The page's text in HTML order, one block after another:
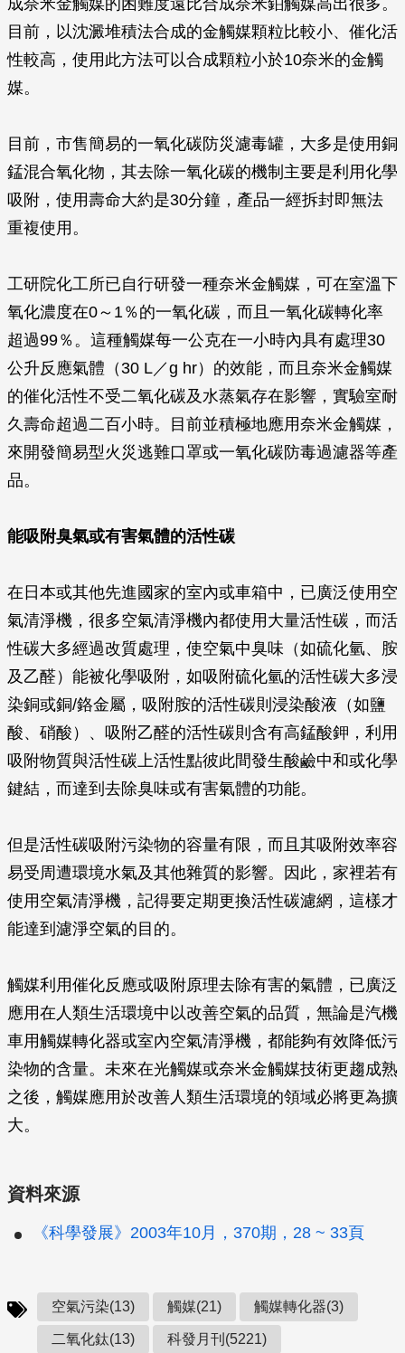
成奈米金觸媒的困難度遠比合成奈米鉑觸媒高出很多。
目前，以沈澱堆積法合成的金觸媒顆粒比較小、催化活
性較高，使用此方法可以合成顆粒小於10奈米的金觸
媒。
目前，市售簡易的一氧化碳防災濾毒罐，大多是使用銅
錳混合氧化物，其去除一氧化碳的機制主要是利用化學
吸附，使用壽命大約是30分鐘，產品一經拆封即無法
重複使用。
工研院化工所已自行研發一種奈米金觸媒，可在室溫下
氧化濃度在0～1％的一氧化碳，而且一氧化碳轉化率
超過99％。這種觸媒每一公克在一小時內具有處理30
公升反應氣體（30 L／g hr）的效能，而且奈米金觸媒
的催化活性不受二氧化碳及水蒸氣存在影響，實驗室耐
久壽命超過二百小時。目前並積極地應用奈米金觸媒，
來開發簡易型火災逃難口罩或一氧化碳防毒過濾器等產
品。
能吸附臭氣或有害氣體的活性碳
在日本或其他先進國家的室內或車箱中，已廣泛使用空
氣清淨機，很多空氣清淨機內都使用大量活性碳，而活
性碳大多經過改質處理，使空氣中臭味（如硫化氫、胺
及乙醛）能被化學吸附，如吸附硫化氫的活性碳大多浸
染銅或銅/鉻金屬，吸附胺的活性碳則浸染酸液（如鹽
酸、硝酸）、吸附乙醛的活性碳則含有高錳酸鉀，利用
吸附物質與活性碳上活性點彼此間發生酸鹼中和或化學
鍵結，而達到去除臭味或有害氣體的功能。
但是活性碳吸附污染物的容量有限，而且其吸附效率容
易受周遭環境水氣及其他雜質的影響。因此，家裡若有
使用空氣清淨機，記得要定期更換活性碳濾網，這樣才
能達到濾淨空氣的目的。
觸媒利用催化反應或吸附原理去除有害的氣體，已廣泛
應用在人類生活環境中以改善空氣的品質，無論是汽機
車用觸媒轉化器或室內空氣清淨機，都能夠有效降低污
染物的含量。未來在光觸媒或奈米金觸媒技術更趨成熟
之後，觸媒應用於改善人類生活環境的領域必將更為擴
大。
資料來源
《科學發展》2003年10月，370期，28 ~ 33頁
空氣污染(13) 觸媒(21) 觸媒轉化器(3)
二氧化鈦(13) 科發月刊(5221)